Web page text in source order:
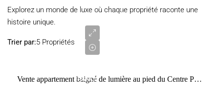
Explorez un monde de luxe où chaque propriété raconte une
histoire unique.
5 Propriétés
Trier par:
FRANCE
1
Vente appartement baigné de lumière au pied du Centre Pompidou avec ascenseur